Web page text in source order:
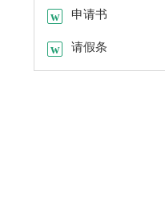
申请书
请假条